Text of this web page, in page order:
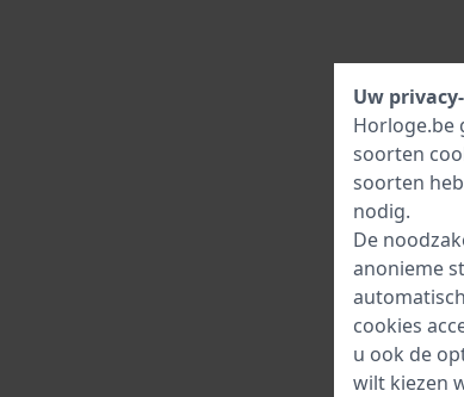
Uw
Horloge.be
soorten
soorten
nodig.
De
anonieme
cookies
u ook de
wilt kiezen